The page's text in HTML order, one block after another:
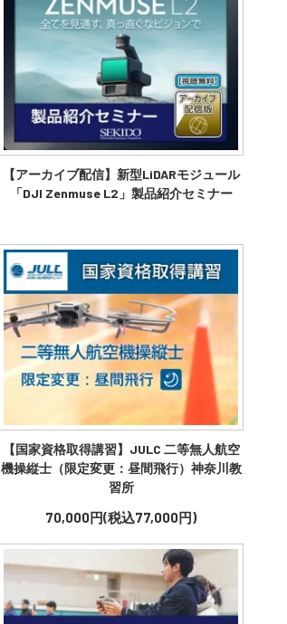
【アーカイブ配信】新型LiDARモジュール
「DJI Zenmuse L2」製品紹介セミナー
【国家資格取得講習】JULC 二等無人航空
機操縦士（限定変更：昼間飛行）神奈川教
習所
70,000円(税込77,000円)